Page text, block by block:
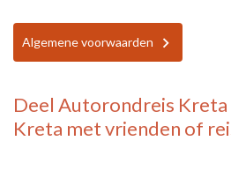
Algemene voorwaarden
Deel Autorondreis Kreta
Kreta met vrienden of